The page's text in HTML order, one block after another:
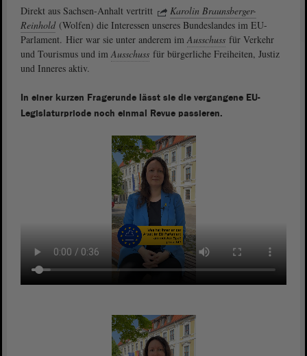
Direkt aus Sachsen-Anhalt vertritt
Karolin Braunsberger-
Reinhold (Wolfen) die Interessen unseres Bundeslandes im EU-
Parlament. Hier war sie unter anderem imAusschuss für Verkehr
und Tourismus und imAusschuss für bürgerliche Freiheiten, Justiz
und Inneres aktiv.
In einer kurzen Fragerunde lässt sie die vergangene EU-
Legislaturpriode noch einmal Revue passieren.